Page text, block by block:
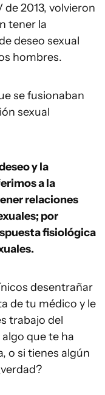
2013, volvieron
tener la
deseo sexual
hombres.
se fusionaban
sexual
y la
a la
relaciones
por
fisiológica
desentrañar
de tu médico y le
trabajo del
que te ha
o si tienes algún